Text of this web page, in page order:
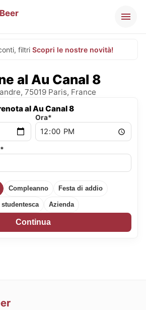
filtri Scopri le nostre novità!
al Au Canal 8
75019 Paris, France
al Au Canal 8
Ora*
Compleanno Festa di addio
studentesca Azienda
Continua